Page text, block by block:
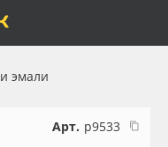
эмали
Арт. р9533